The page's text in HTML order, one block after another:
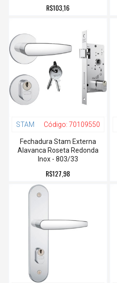
R$103,16
STAM Código: 70109550
Fechadura Stam Externa
Alavanca Roseta Redonda
Inox - 803/33
R$127,98